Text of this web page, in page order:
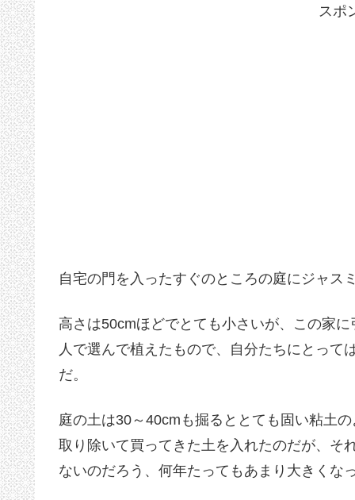
スポ
自宅の門を入ったすぐのところの庭にジャス
高さは50cmほどでとても小さいが、この家
人で選んで植えたもので、自分たちにとって
だ。
庭の土は30～40cmも掘るととても固い粘土
取り除いて買ってきた土を入れたのだが、そ
ないのだろう、何年たってもあまり大きくな